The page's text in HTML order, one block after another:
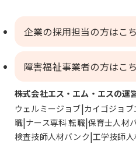
企業の採用担当の方はこ
障害福祉事業者の方はこ
株式会社エス・エム・エスの運
ウェルミージョブ カイゴジョ
職 ナース専科 転職 保育士人材
検査技師人材バンク 工学技師